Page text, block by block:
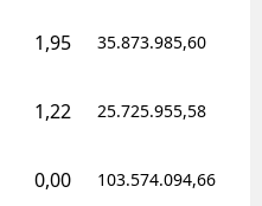
1,95 35.873.985,60
1,22 25.725.955,58
0,00 103.574.094,66